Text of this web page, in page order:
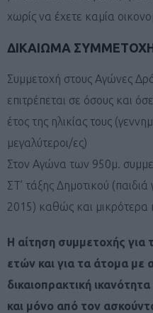
χωρίς να έχετε καμία
ΔΙΚΑΙΩΜΑ
Συμμετοχή στους Αγώνες
επιτρέπεται σε όσους και
έτος της ηλικίας τους
μεγαλύτεροι/ες)
Στον Αγώνα των 950μ.
ΣΤ’ τάξης Δημοτικού
2015) καθώς και μικρότερα
Η αίτηση συμμετοχής για
ετών και για τα άτομα με
δικαιοπρακτική
και μόνο από τον